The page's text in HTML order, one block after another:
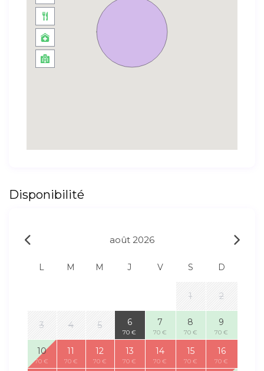
Disponibilité
août 2026
L M M J V S D
1 2
3 4 5 6
70 €
7
70 €
8
70 €
9
70 €
10
70 €
11
70 €
12
70 €
13
70 €
14
70 €
15
70 €
16
70 €